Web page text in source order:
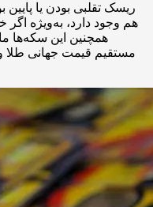
ریسک تقلبی بودن یا
هم وجود دارد، به‌ویژه اگر
همچنین این سکه‌ها
مستقیم قیمت جهانی طلا و